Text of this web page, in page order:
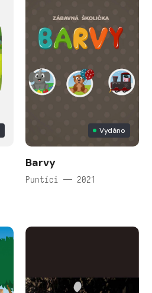
Vydáno
Barvy
Puntíci — 2021